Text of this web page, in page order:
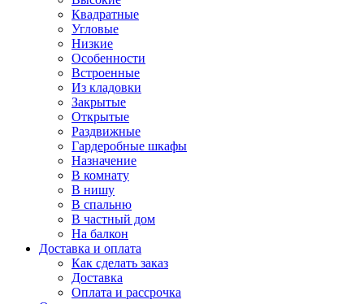
Квадратные
Угловые
Низкие
Особенности
Встроенные
Из кладовки
Закрытые
Открытые
Раздвижные
Гардеробные шкафы
Назначение
В комнату
В нишу
В спальню
В частный дом
На балкон
Доставка и оплата
Как сделать заказ
Доставка
Оплата и рассрочка